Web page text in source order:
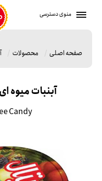
منوی دسترسی
صفحه اصلی محصولات
آبنبات میوه
Candy